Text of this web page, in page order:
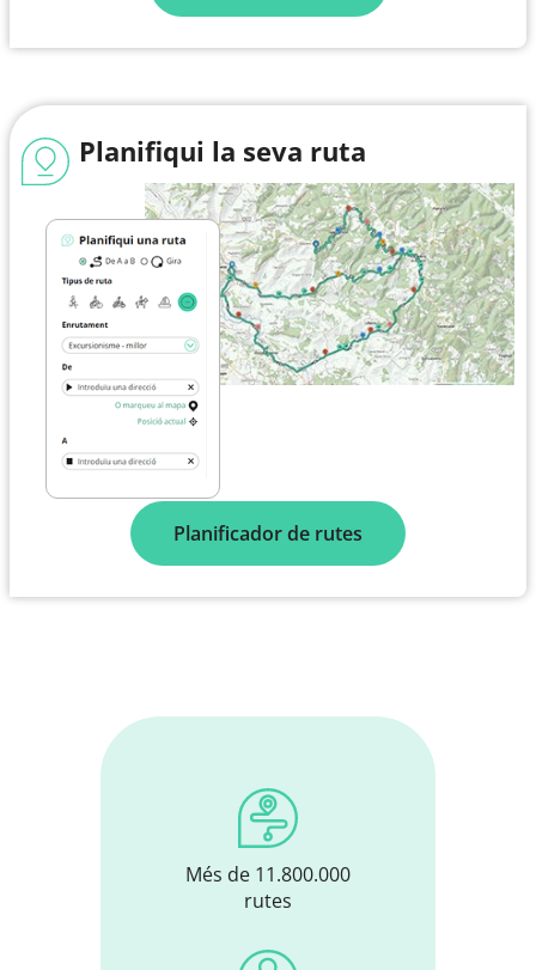
Planifiqui la seva ruta
Planificador de rutes
Més de 11.800.000
rutes